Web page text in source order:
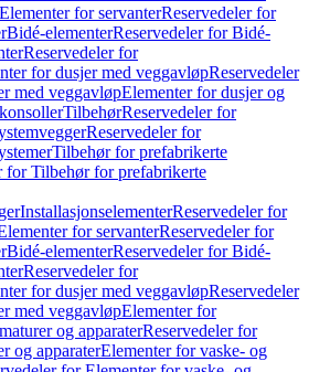
Elementer for servanterReservedeler for
Bidé-elementerReservedeler for Bidé-
Reservedeler for
for dusjer med veggavløpReservedeler
med veggavløpElementer for dusjer og
TilbehørReservedeler for
Reservedeler for
Tilbehør for prefabrikerte
for Tilbehør for prefabrikerte
InstallasjonselementerReservedeler for
for servanterReservedeler for
Bidé-elementerReservedeler for Bidé-
Reservedeler for
for dusjer med veggavløpReservedeler
med veggavløpElementer for
og apparaterReservedeler for
og apparaterElementer for vaske- og